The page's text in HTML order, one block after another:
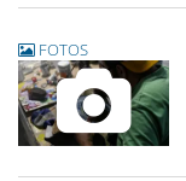
FOTOS